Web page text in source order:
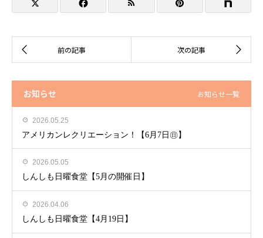
お知らせ お知らせ一覧
2026.05.25
アメリカンレクリエーション！【6月7日㊐】
2026.05.05
しんしも日曜食堂【5月の開催日】
2026.04.06
しんしも日曜食堂【4月19日】